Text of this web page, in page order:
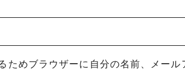
ためブラウザーに自分の名前、メー